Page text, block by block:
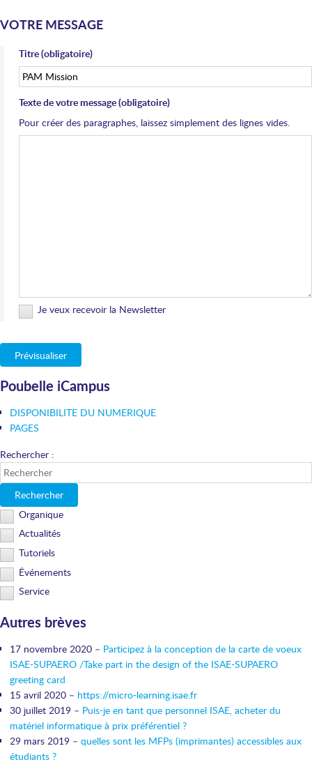
VOTRE MESSAGE
Titre (obligatoire)
Texte de votre message (obligatoire)
Pour créer des paragraphes, laissez simplement des lignes vides.
Je veux recevoir la Newsletter
Poubelle iCampus
DISPONIBILITE DU NUMERIQUE
PAGES
Rechercher :
Rechercher
Organique
Actualités
Tutoriels
Événements
Service
Autres brèves
17 novembre 2020 – Participez à la conception de la carte de voeux
ISAE-SUPAERO /Take part in the design of the ISAE-SUPAERO
greeting card
15 avril 2020 – https://micro-learning.isae.fr
30 juillet 2019 – Puis-je en tant que personnel ISAE, acheter du
matériel informatique à prix préférentiel ?
29 mars 2019 – quelles sont les MFPs (imprimantes) accessibles aux
étudiants ?